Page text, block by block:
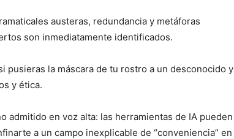
austeras, redundancia y metáforas
son inmediatamente identificados.
pusieras la máscara de tu rostro a un desconocido y
y ética.
admitido en voz alta: las herramientas de IA pueden
a un campo inexplicable de “conveniencia” en